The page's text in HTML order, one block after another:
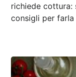
richiede
consigli per farla